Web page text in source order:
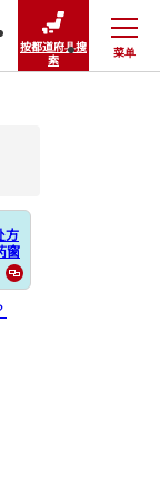
按都道府县搜
索
菜单
关闭
方
窗